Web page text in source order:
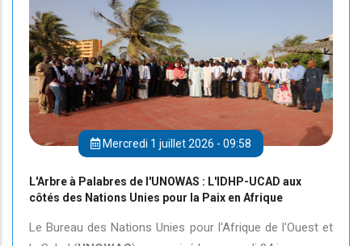
Mercredi 1 juillet 2026 - 09:58
L'Arbre à Palabres de l'UNOWAS : L'IDHP-UCAD aux
côtés des Nations Unies pour la Paix en Afrique
Le Bureau des Nations Unies pour l'Afrique de l'Ouest et